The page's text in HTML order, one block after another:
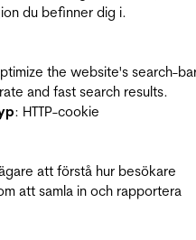
du befinner dig i.
the website's search-
and fast search results.
: HTTP-cookie
att förstå hur besökare
att samla in och rapportera